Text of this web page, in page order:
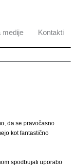
medije Kontakti
da se pravočasno
kot fantastično
spodbujati uporabo